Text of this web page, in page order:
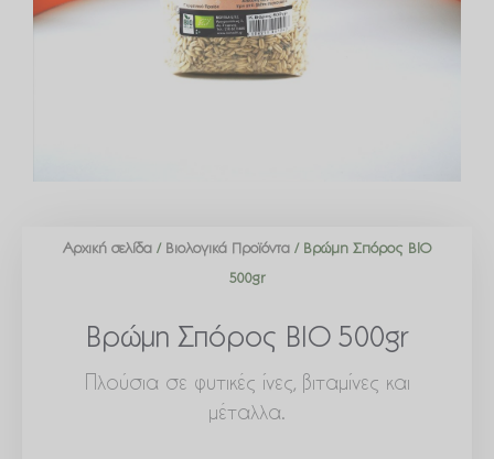
Αρχική σελίδα / Βιολογικά Προϊόντα / Βρώμη Σπόρος ΒΙΟ
500gr
Βρώμη Σπόρος ΒΙΟ 500gr
Πλούσια σε φυτικές ίνες, βιταμίνες και
μέταλλα.